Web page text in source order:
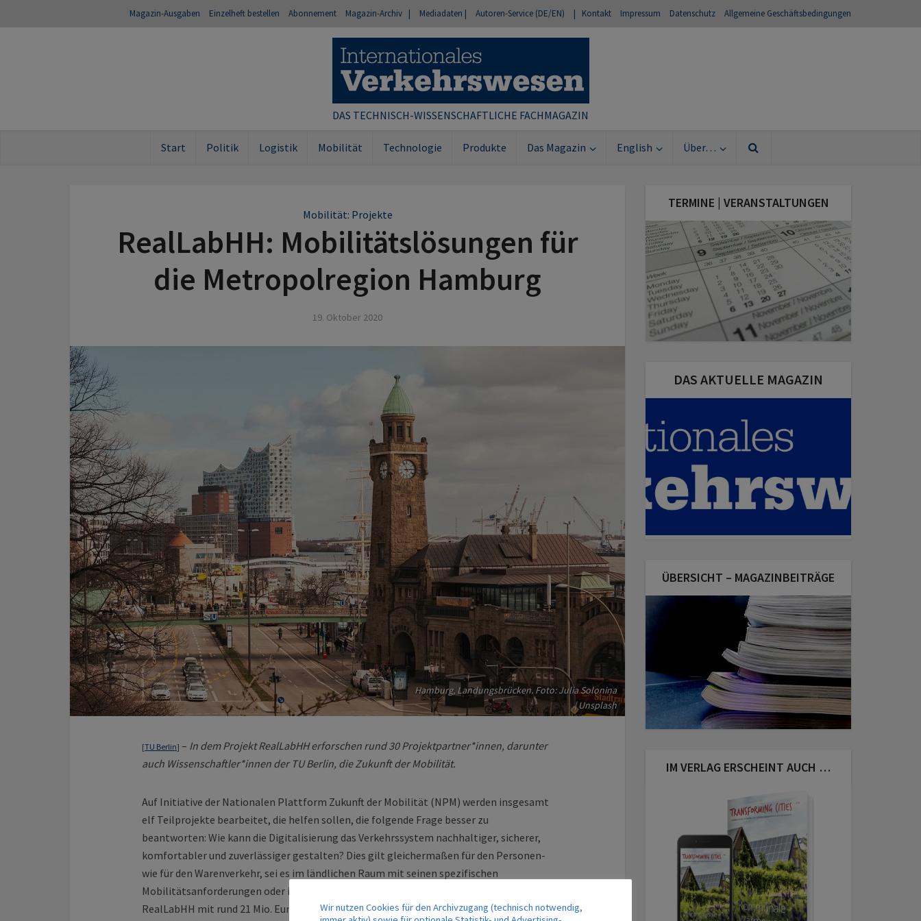
Magazin-Ausgaben Einzelheft bestellen Abonnement Magazin-Archiv | Mediadaten | Autoren-Service (DE/EN) | Kontakt Impressum Datenschutz Allgemeine Geschäftsbedingungen
DAS TECHNISCH-WISSENSCHAFTLICHE FACHMAGAZIN
Start Politik Logistik Mobilität Technologie Produkte Das Magazin English Über…
Mobilität: Projekte
RealLabHH: Mobilitätslösungen für
die Metropolregion Hamburg
19. Oktober 2020
Hamburg, Landungsbrücken. Foto: Julia Solonina
| Unsplash
[TU Berlin] – In dem Projekt RealLabHH erforschen rund 30 Projektpartner*innen, darunter
auch Wissenschaftler*innen der TU Berlin, die Zukunft der Mobilität.
Auf Initiative der Nationalen Plattform Zukunft der Mobilität (NPM) werden insgesamt
elf Teilprojekte bearbeitet, die helfen sollen, die folgende Frage besser zu
beantworten: Wie kann die Digitalisierung das Verkehrssystem nachhaltiger, sicherer,
komfortabler und zuverlässiger gestalten? Dies gilt gleichermaßen für den Personen-
wie für den Warenverkehr, sei es im ländlichen Raum mit seinen spezifischen
Mobilitätsanforderungen oder im urbanen Zusammenhang. Insgesamt wird das
RealLabHH mit rund 21 Mio. Euro vom Bundesministerium für Verkehr und digitale
TERMINE | VERANSTALTUNGEN
DAS AKTUELLE MAGAZIN
ÜBERSICHT – MAGAZINBEITRÄGE
IM VERLAG ERSCHEINT AUCH …
Wir nutzen Cookies für den Archivzugang (technisch notwendig,